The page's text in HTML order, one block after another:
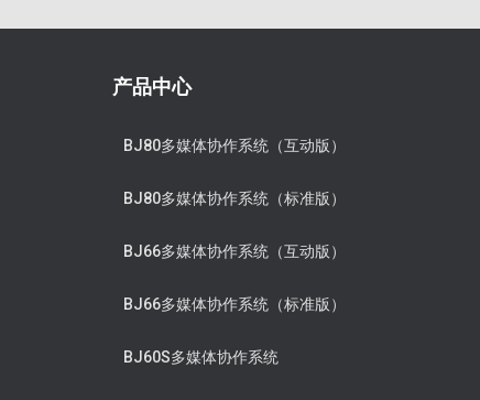
产品中心
BJ80多媒体协作系统（互动版）
BJ80多媒体协作系统（标准版）
BJ66多媒体协作系统（互动版）
BJ66多媒体协作系统（标准版）
BJ60S多媒体协作系统